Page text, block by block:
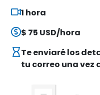
1 hora
$ 75 USD/hora
Te enviaré los
tu correo una vez